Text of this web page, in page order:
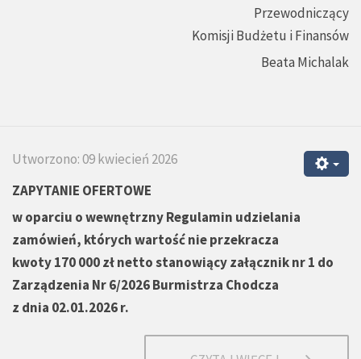
Przewodniczący
Komisji Budżetu i Finansów
Beata Michalak
Utworzono: 09 kwiecień 2026
ZAPYTANIE OFERTOWE
w oparciu o wewnętrznyRegulamin udzielania
zamówień, których wartość nie przekracza
kwoty 170 000 zł netto stanowiący załącznik nr 1 do
Zarządzenia Nr 6/2026 Burmistrza Chodcza
z dnia 02.01.2026 r.